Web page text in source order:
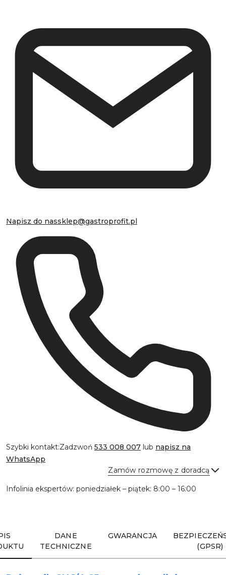
Napisz do nassklep@gastroprofit.pl
Szybki kontakt:Zadzwoń 533 008 007 lub napisz na
WhatsApp
Zamów rozmowę z doradcą
Infolinia ekspertów: poniedziałek – piątek: 8:00 – 16:00
DANE
TECHNICZNE
GWARANCJA
(GPSR)